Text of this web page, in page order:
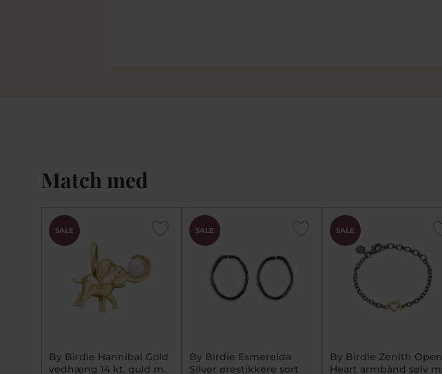
Match med
SALE
By Birdie Hannibal Gold
vedhæng 14 kt. guld m.
SALE
By Birdie Esmerelda
Silver ørestikkere sort
SALE
By Birdie Zenith Open
Heart armbånd sølv m.